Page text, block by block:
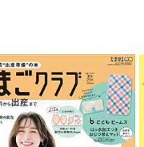
ビー布団を敷いても熱
る心配を軽減できま
別、ベビーベッドの
木製のベビーベッドに